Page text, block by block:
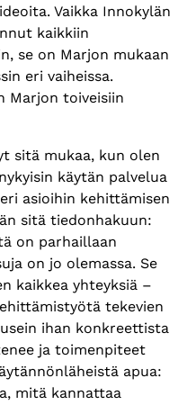
Vaikka Innokylän
kaikkiin
se on Marjon mukaan
eri vaiheissa.
Marjon toiveisiin
sitä mukaa, kun olen
käytän palvelua
asioihin kehittämisen
sitä tiedonhakuun:
on parhaillaan
on jo olemassa. Se
kaikkea yhteyksiä –
tekevien
ihan konkreettista
ja toimenpiteet
apua:
mitä kannattaa